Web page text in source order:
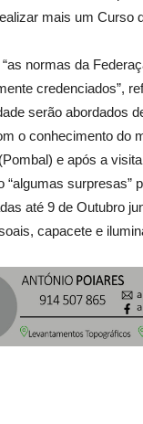
mais um Curso
normas da
credenciados”,
serão abordados
o conhecimento do
e após a
“algumas surpresas”
até 9 de Outubro
capacete e